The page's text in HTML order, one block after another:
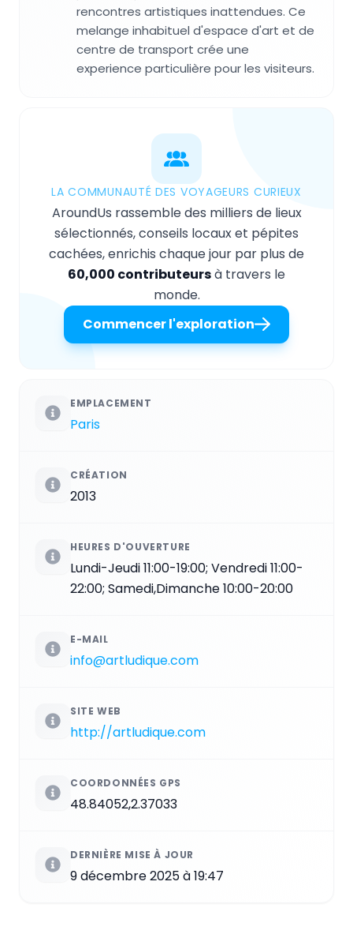
rencontres artistiques inattendues. Ce
melange inhabituel d'espace d'art et de
centre de transport crée une
experience particulière pour les visiteurs.
LA COMMUNAUTÉ DES VOYAGEURS CURIEUX
AroundUs rassemble des milliers de lieux
sélectionnés, conseils locaux et pépites
cachées, enrichis chaque jour par plus de
60,000 contributeursà travers le
monde.
Commencer l'exploration
EMPLACEMENT
Paris
CRÉATION
2013
HEURES D'OUVERTURE
Lundi-Jeudi 11:00-19:00; Vendredi 11:00-
22:00; Samedi,Dimanche 10:00-20:00
E-MAIL
info@artludique.com
SITE WEB
http://artludique.com
COORDONNÉES GPS
48.84052,2.37033
DERNIÈRE MISE À JOUR
9 décembre 2025 à 19:47